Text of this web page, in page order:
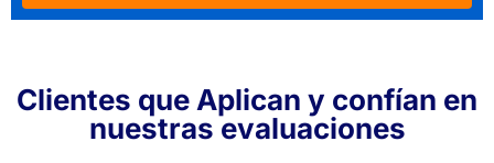
Clientes que Aplican y confían en
nuestras evaluaciones